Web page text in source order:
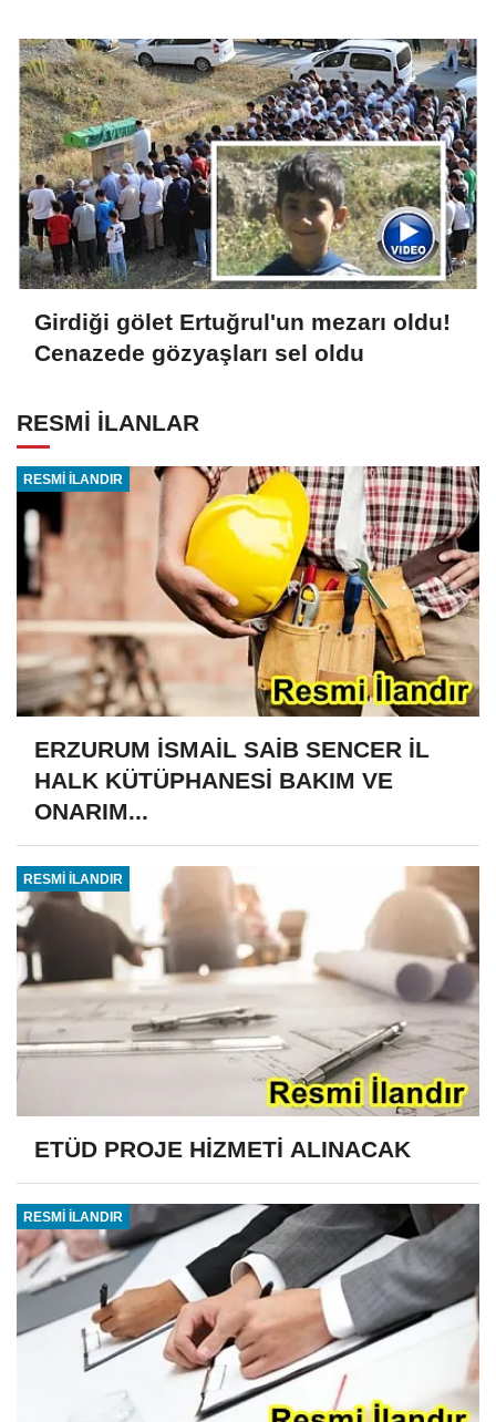
Girdiği gölet Ertuğrul'un mezarı oldu!
Cenazede gözyaşları sel oldu
RESMİ İLANLAR
RESMİ İLANDIR
ERZURUM İSMAİL SAİB SENCER İL
HALK KÜTÜPHANESİ BAKIM VE
ONARIM...
RESMİ İLANDIR
ETÜD PROJE HİZMETİ ALINACAK
RESMİ İLANDIR